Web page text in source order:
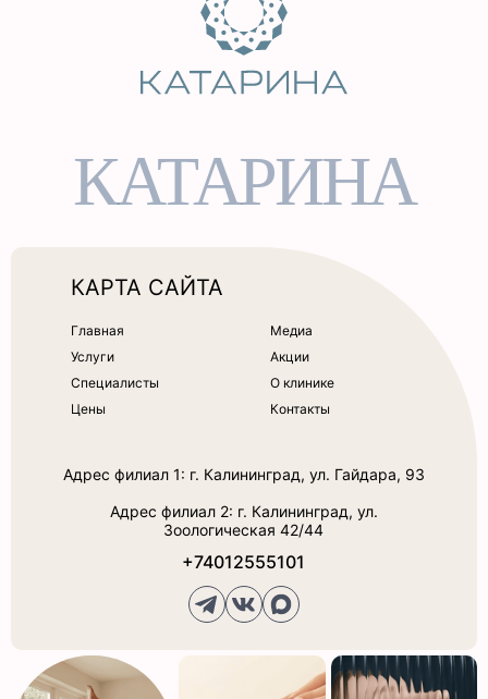
КАТАРИНА
КАРТА САЙТА
Главная
Услуги
Специалисты
Цены
Медиа
Акции
О клинике
Контакты
Адрес филиал 1: г. Калининград, ул. Гайдара, 93
Адрес филиал 2: г. Калининград, ул.
Зоологическая 42/44
+74012555101